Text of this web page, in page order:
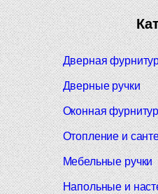
Дверная
Дверные ручки
Оконная
Отопление и
Мебельные ручки
Напольные и